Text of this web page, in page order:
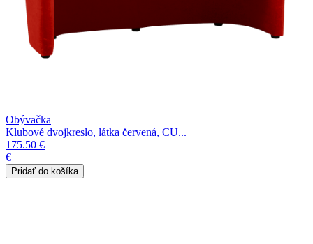
Obývačka
Klubové dvojkreslo, látka červená, CU...
175.50 €
€